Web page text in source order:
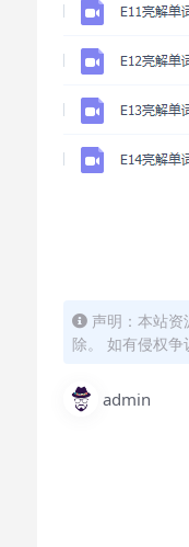
声明：本站
除。 如有侵权
admin